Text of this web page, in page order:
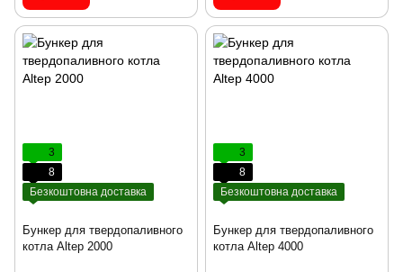
3
8
Безкоштовна доставка
Бункер для твердопаливного
котла Altep 2000
3
8
Безкоштовна доставка
Бункер для твердопаливного
котла Altep 4000